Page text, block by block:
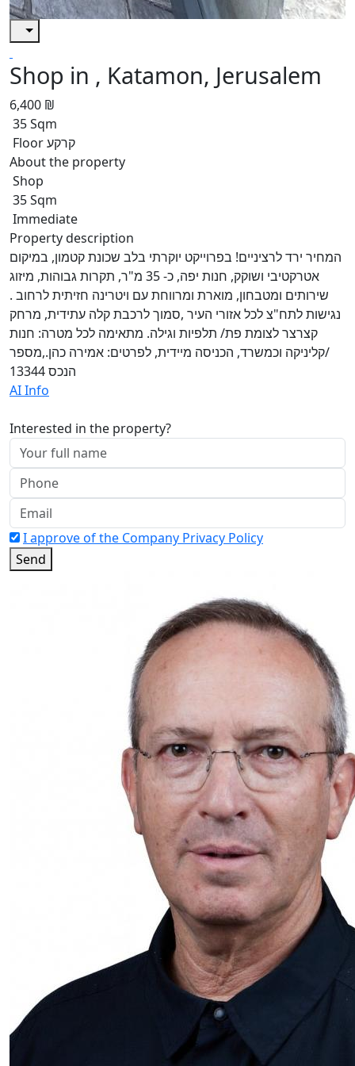
Shop in , Katamon, Jerusalem
6,400 ₪
35 Sqm
Floor קרקע
About the property
Shop
35 Sqm
Immediate
Property description
המחיר ירד לרציניים! בפרוייקט יוקרתי בלב שכונת קטמון, במיקום
אטרקטיבי ושוקק, חנות יפה, כ- 35 מ"ר, תקרות גבוהות, מיזוג
שירותים ומטבחון, מוארת ומרווחת עם ויטרינה חזיתית לרחוב .
נגישות לתח"צ לכל אזורי העיר ,סמוך לרכבת קלה עתידית, מרחק
קצרצר לצומת פת/ תלפיות וגילה. מתאימה לכל מטרה: חנות
/קליניקה וכמשרד, הכניסה מיידית, לפרטים: אמירה כהן.,מספר
הנכס 13344
AI Info
Interested in the property?
I approve of the Company Privacy Policy
Send